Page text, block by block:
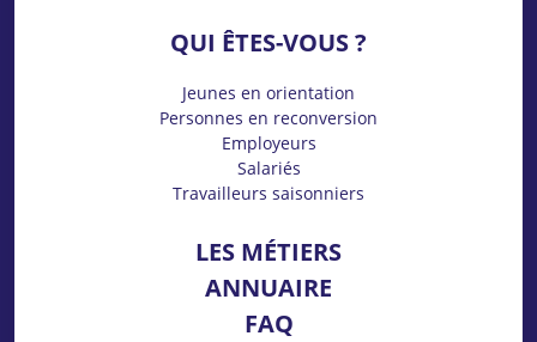
QUI ÊTES-VOUS ?
Jeunes en orientation
Personnes en reconversion
Employeurs
Salariés
Travailleurs saisonniers
LES MÉTIERS
ANNUAIRE
FAQ